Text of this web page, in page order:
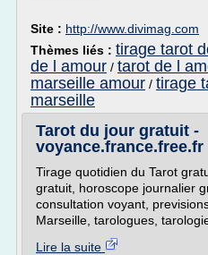
Site : http://www.divimag.com
Thèmes liés : tirage tarot
de l amour / tarot de l
marseille amour / tirage
marseille
Tarot du jour gratuit -
voyance.france.free.fr
Tirage quotidien du Tarot
gratuit, horoscope journalier
consultation voyant,
Marseille, tarologues,
Lire la suite